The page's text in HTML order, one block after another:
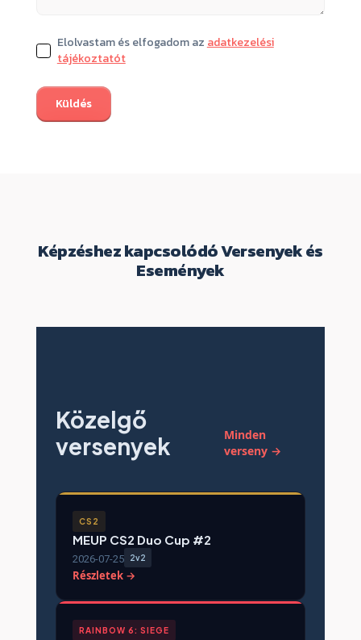
Elolvastam és elfogadom az adatkezelési
tájékoztatót
Képzéshez kapcsolódó Versenyek és
Események
Közelgő
versenyek
Minden
verseny →
CS2
MEUP CS2 Duo Cup #2
2026-07-25 2v2
Részletek →
RAINBOW 6: SIEGE